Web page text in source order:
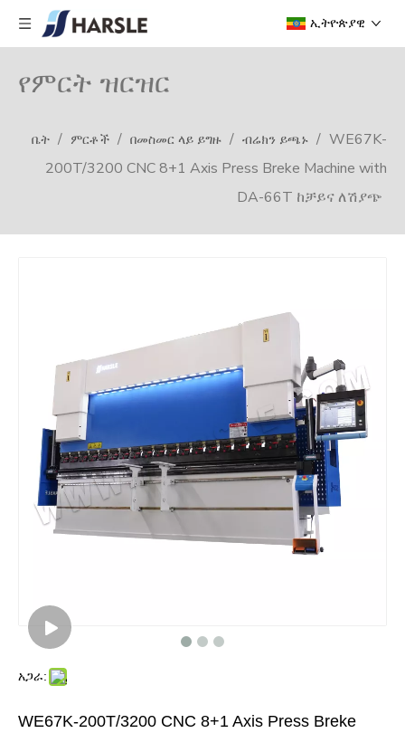
ኢትዮጵያዊ
የምርት ዝርዝር
ቤት / ምርቶች / በመስመር ላይ ይግዙ / ብሬክን ይጫኑ / WE67K-
200T/3200 CNC 8+1 Axis Press Breke Machine with
DA-66T ከቻይና ለሽያጭ
አጋራ:
WE67K-200T/3200 CNC 8+1 Axis Press Breke